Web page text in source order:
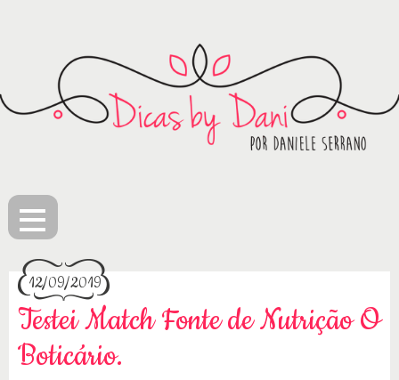
≡
12/09/2019
Testei Match Fonte de Nutrição O
Boticário.